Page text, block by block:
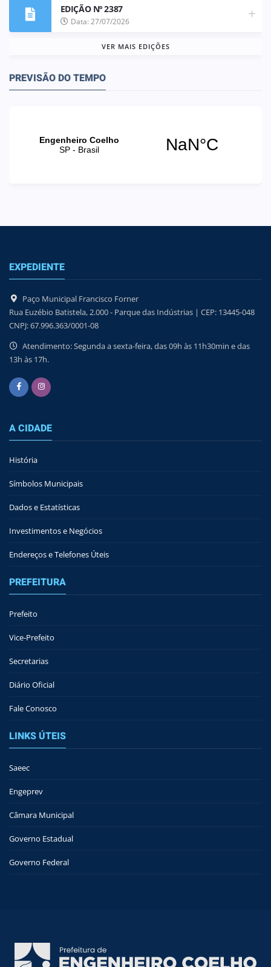
EDIÇÃO Nº 2387
Data: 27/07/2026
VER MAIS EDIÇÕES
PREVISÃO DO TEMPO
EXPEDIENTE
Paço Municipal Francisco Forner
Rua Euzébio Batistela, 2.000 - Parque das Indústrias | CEP: 13445-048
CNPJ: 67.996.363/0001-08
Atendimento: Segunda a sexta-feira, das 09h às 11h30min e das
13h às 17h.
A CIDADE
História
Símbolos Municipais
Dados e Estatísticas
Investimentos e Negócios
Endereços e Telefones Úteis
PREFEITURA
Prefeito
Vice-Prefeito
Secretarias
Diário Oficial
Fale Conosco
LINKS ÚTEIS
Saeec
Engeprev
Câmara Municipal
Governo Estadual
Governo Federal